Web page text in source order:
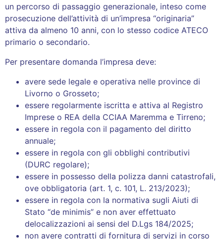
un percorso di passaggio generazionale, inteso come
prosecuzione dell’attività di un’impresa “originaria”
attiva da almeno 10 anni, con lo stesso codice ATECO
primario o secondario.
Per presentare domanda l’impresa deve:
avere sede legale e operativa nelle province di
Livorno o Grosseto;
essere regolarmente iscritta e attiva al Registro
Imprese o REA della CCIAA Maremma e Tirreno;
essere in regola con il pagamento del diritto
annuale;
essere in regola con gli obblighi contributivi
(DURC regolare);
essere in possesso della polizza danni catastrofali,
ove obbligatoria (art. 1, c. 101, L. 213/2023);
essere in regola con la normativa sugli Aiuti di
Stato “de minimis” e non aver effettuato
delocalizzazioni ai sensi del D.Lgs 184/2025;
non avere contratti di fornitura di servizi in corso